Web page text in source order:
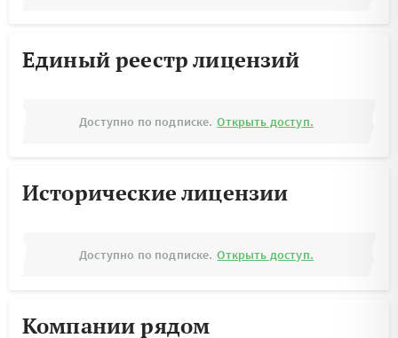
Единый реестр лицензий
Доступно по подписке. Открыть доступ.
Исторические лицензии
Доступно по подписке. Открыть доступ.
Компании рядом